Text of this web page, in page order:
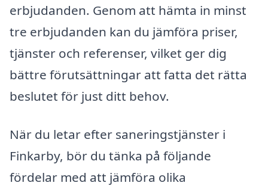
erbjudanden. Genom att hämta in minst
tre erbjudanden kan du jämföra priser,
tjänster och referenser, vilket ger dig
bättre förutsättningar att fatta det rätta
beslutet för just ditt behov.
När du letar efter saneringstjänster i
Finkarby, bör du tänka på följande
fördelar med att jämföra olika